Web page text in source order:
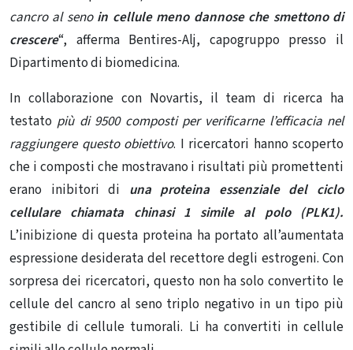
cancro al seno in cellule meno dannose che smettono di
crescere“, afferma Bentires-Alj, capogruppo presso il
Dipartimento di biomedicina.
In collaborazione con Novartis, il team di ricerca ha
testato più di 9500 composti per verificarne l’efficacia nel
raggiungere questo obiettivo. I ricercatori hanno scoperto
che i composti che mostravano i risultati più promettenti
erano inibitori di una proteina essenziale del ciclo
cellulare chiamata chinasi 1 simile al polo (PLK1).
L’inibizione di questa proteina ha portato all’aumentata
espressione desiderata del recettore degli estrogeni. Con
sorpresa dei ricercatori, questo non ha solo convertito le
cellule del cancro al seno triplo negativo in un tipo più
gestibile di cellule tumorali. Li ha convertiti in cellule